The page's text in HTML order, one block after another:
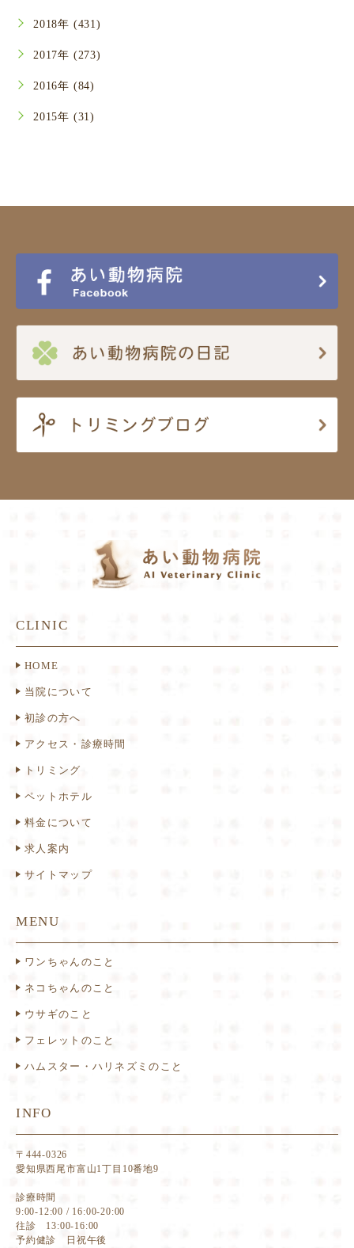
2018年 (431)
2017年 (273)
2016年 (84)
2015年 (31)
CLINIC
HOME
当院について
初診の方へ
アクセス・診療時間
トリミング
ペットホテル
料金について
求人案内
サイトマップ
MENU
ワンちゃんのこと
ネコちゃんのこと
ウサギのこと
フェレットのこと
ハムスター・ハリネズミのこと
INFO
〒444-0326
愛知県西尾市富山1丁目10番地9
診療時間
9:00-12:00 / 16:00-20:00
往診 13:00-16:00
予約健診 日祝午後